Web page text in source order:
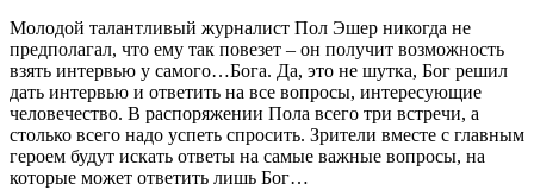
Молодой талантливый журналист Пол Эшер никогда не
предполагал, что ему так повезет – он получит возможность
взять интервью у самого…Бога. Да, это не шутка, Бог решил
дать интервью и ответить на все вопросы, интересующие
человечество. В распоряжении Пола всего три встречи, а
столько всего надо успеть спросить. Зрители вместе с главным
героем будут искать ответы на самые важные вопросы, на
которые может ответить лишь Бог…